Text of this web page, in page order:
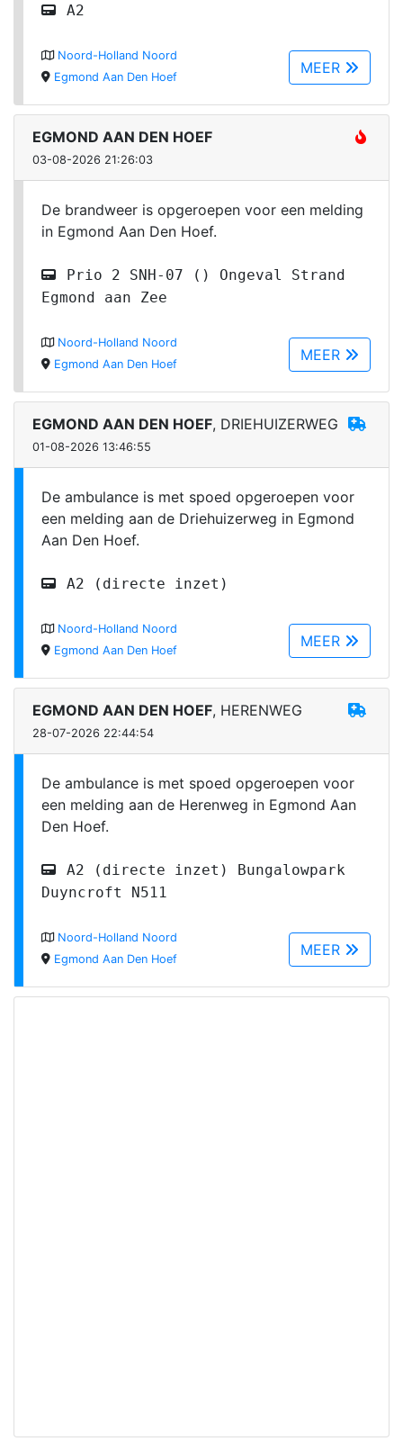
A2
MEER
Noord-Holland Noord
Egmond Aan Den Hoef
EGMOND AAN DEN HOEF
03-08-2026 21:26:03
De brandweer is opgeroepen voor een melding
in Egmond Aan Den Hoef.
Prio 2 SNH-07 () Ongeval Strand
Egmond aan Zee
MEER
Noord-Holland Noord
Egmond Aan Den Hoef
EGMOND AAN DEN HOEF, DRIEHUIZERWEG
01-08-2026 13:46:55
De ambulance is met spoed opgeroepen voor
een melding aan de Driehuizerweg in Egmond
Aan Den Hoef.
A2 (directe inzet)
MEER
Noord-Holland Noord
Egmond Aan Den Hoef
EGMOND AAN DEN HOEF, HERENWEG
28-07-2026 22:44:54
De ambulance is met spoed opgeroepen voor
een melding aan de Herenweg in Egmond Aan
Den Hoef.
A2 (directe inzet) Bungalowpark
Duyncroft N511
MEER
Noord-Holland Noord
Egmond Aan Den Hoef